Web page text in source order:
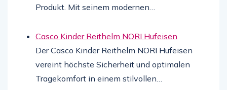
Produkt. Mit seinem modernen…
Casco Kinder Reithelm NORI Hufeisen
Der Casco Kinder Reithelm NORI Hufeisen
vereint höchste Sicherheit und optimalen
Tragekomfort in einem stilvollen…